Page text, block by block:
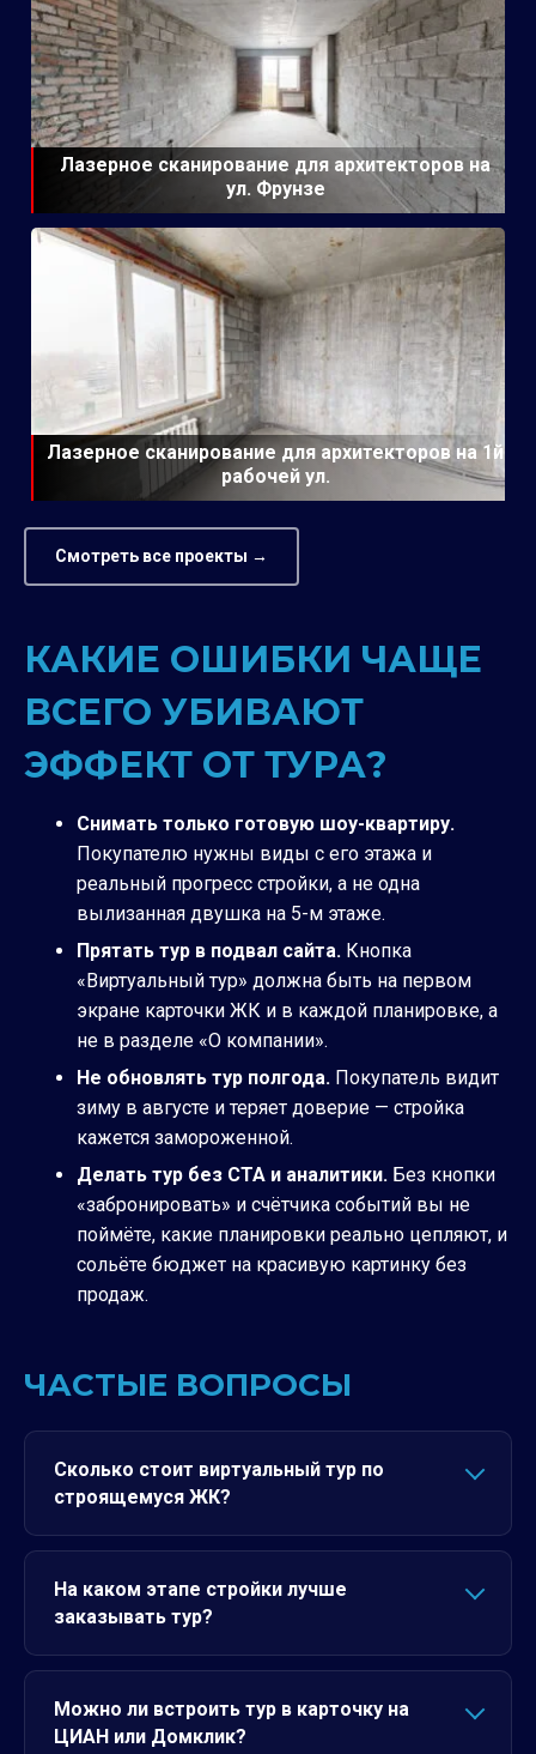
Лазерное сканирование для архитекторов на
ул. Фрунзе
Лазерное сканирование для архитекторов на 1й
рабочей ул.
Смотреть все проекты →
КАКИЕ ОШИБКИ ЧАЩЕ
ВСЕГО УБИВАЮТ
ЭФФЕКТ ОТ ТУРА?
Снимать только готовую шоу-квартиру.
Покупателю нужны виды с его этажа и
реальный прогресс стройки, а не одна
вылизанная двушка на 5-м этаже.
Прятать тур в подвал сайта. Кнопка
«Виртуальный тур» должна быть на первом
экране карточки ЖК и в каждой планировке, а
не в разделе «О компании».
Не обновлять тур полгода. Покупатель видит
зиму в августе и теряет доверие — стройка
кажется замороженной.
Делать тур без CTA и аналитики. Без кнопки
«забронировать» и счётчика событий вы не
поймёте, какие планировки реально цепляют, и
сольёте бюджет на красивую картинку без
продаж.
ЧАСТЫЕ ВОПРОСЫ
Сколько стоит виртуальный тур по
строящемуся ЖК?
На каком этапе стройки лучше
заказывать тур?
Можно ли встроить тур в карточку на
ЦИАН или Домклик?